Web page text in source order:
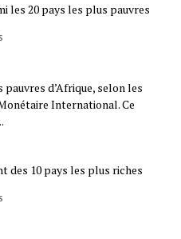
les 20 pays les plus pauvres
pauvres d’Afrique, selon les
International. Ce
des 10 pays les plus riches